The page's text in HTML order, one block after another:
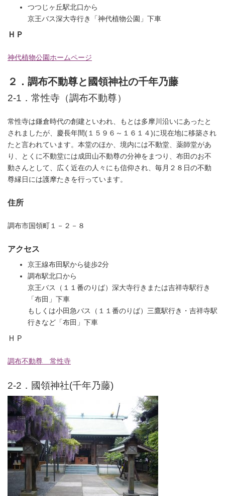
つつじヶ丘駅北口から
京王バス深大寺行き「神代植物公園」下車
ＨＰ
神代植物公園ホームページ
２．調布不動尊と國領神社の千年乃藤
2-1．常性寺（調布不動尊）
常性寺は鎌倉時代の創建といわれ、もとは多摩川沿いにあったと
されましたが、慶長年間(１５９６～１６１４)に現在地に移築され
たと言われています。本堂のほか、境内には不動堂、薬師堂があ
り、とくに不動堂には成田山不動尊の分神をまつり、布田のお不
動さんとして、広く近在の人々にも信仰され、毎月２８日の不動
尊縁日には護摩たきを行っています。
住所
調布市国領町１－２－８
アクセス
京王線布田駅から徒歩2分
調布駅北口から
京王バス（１１番のりば）深大寺行きまたは吉祥寺駅行き
「布田」下車
もしくは小田急バス（１１番のりば）三鷹駅行き・吉祥寺駅
行きなど「布田」下車
ＨＰ
調布不動尊 常性寺
2-2．國領神社(千年乃藤)